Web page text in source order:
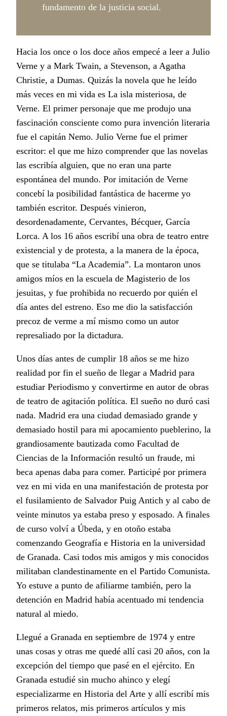
fundamento de la justicia social.
Hacia los once o los doce años empecé a leer a Julio
Verne y a Mark Twain, a Stevenson, a Agatha
Christie, a Dumas. Quizás la novela que he leído
más veces en mi vida es La isla misteriosa, de
Verne. El primer personaje que me produjo una
fascinación consciente como pura invención literaria
fue el capitán Nemo. Julio Verne fue el primer
escritor: el que me hizo comprender que las novelas
las escribía alguien, que no eran una parte
espontánea del mundo. Por imitación de Verne
concebí la posibilidad fantástica de hacerme yo
también escritor. Después vinieron,
desordenadamente, Cervantes, Bécquer, García
Lorca. A los 16 años escribí una obra de teatro entre
existencial y de protesta, a la manera de la época,
que se titulaba “La Academia”. La montaron unos
amigos míos en la escuela de Magisterio de los
jesuitas, y fue prohibida no recuerdo por quién el
día antes del estreno. Eso me dio la satisfacción
precoz de verme a mí mismo como un autor
represaliado por la dictadura.
Unos días antes de cumplir 18 años se me hizo
realidad por fin el sueño de llegar a Madrid para
estudiar Periodismo y convertirme en autor de obras
de teatro de agitación política. El sueño no duró casi
nada. Madrid era una ciudad demasiado grande y
demasiado hostil para mi apocamiento pueblerino, la
grandiosamente bautizada como Facultad de
Ciencias de la Información resultó un fraude, mi
beca apenas daba para comer. Participé por primera
vez en mi vida en una manifestación de protesta por
el fusilamiento de Salvador Puig Antich y al cabo de
veinte minutos ya estaba preso y esposado. A finales
de curso volví a Úbeda, y en otoño estaba
comenzando Geografía e Historia en la universidad
de Granada. Casi todos mis amigos y mis conocidos
militaban clandestinamente en el Partido Comunista.
Yo estuve a punto de afiliarme también, pero la
detención en Madrid había acentuado mi tendencia
natural al miedo.
Llegué a Granada en septiembre de 1974 y entre
unas cosas y otras me quedé allí casi 20 años, con la
excepción del tiempo que pasé en el ejército. En
Granada estudié sin mucho ahinco y elegí
especializarme en Historia del Arte y allí escribí mis
primeros relatos, mis primeros artículos y mis